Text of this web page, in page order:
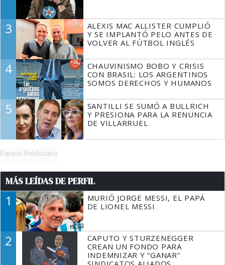
3
ALEXIS MAC ALLISTER CUMPLIÓ
Y SE IMPLANTÓ PELO ANTES DE
VOLVER AL FÚTBOL INGLÉS
4
CHAUVINISMO BOBO Y CRISIS
CON BRASIL: LOS ARGENTINOS
SOMOS DERECHOS Y HUMANOS
5
SANTILLI SE SUMÓ A BULLRICH
Y PRESIONA PARA LA RENUNCIA
DE VILLARRUEL
Espacio Publicitario
MÁS LEÍDAS DE PERFIL
1
MURIÓ JORGE MESSI, EL PAPÁ
DE LIONEL MESSI
2
CAPUTO Y STURZENEGGER
CREAN UN FONDO PARA
INDEMNIZAR Y “GANAR”